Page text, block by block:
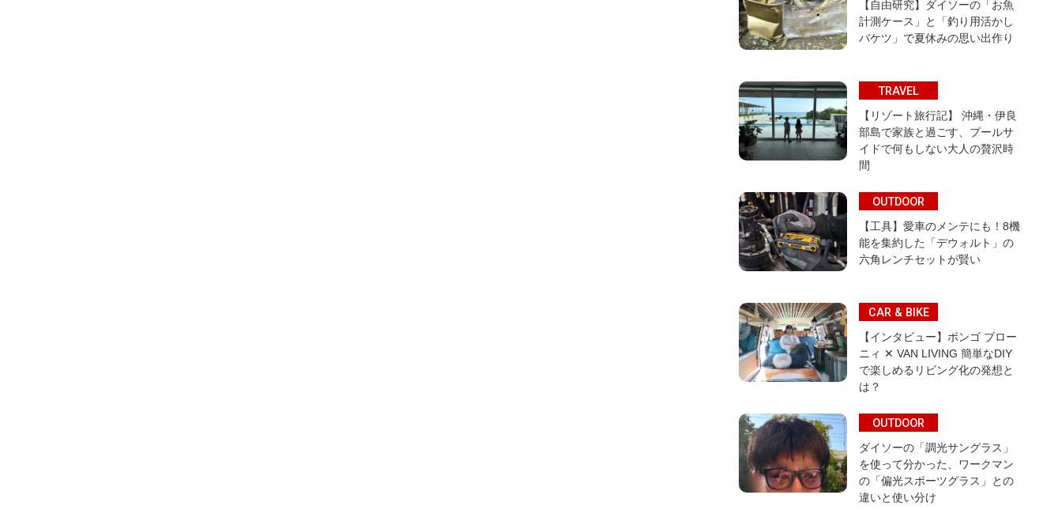
【自由研究】ダイソーの「お魚
計測ケース」と「釣り用活かし
バケツ」で夏休みの思い出作り
TRAVEL
【リゾート旅行記】 沖縄・伊良
部島で家族と過ごす、プールサ
イドで何もしない大人の贅沢時
間
OUTDOOR
【工具】愛車のメンテにも！8機
能を集約した「デウォルト」の
六角レンチセットが賢い
CAR & BIKE
【インタビュー】ボンゴ ブロー
ニィ ✕ VAN LIVING 簡単なDIY
で楽しめるリビング化の発想と
は？
OUTDOOR
ダイソーの「調光サングラス」
を使って分かった、ワークマン
の「偏光スポーツグラス」との
違いと使い分け